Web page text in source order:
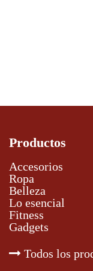
Productos
Accesorios
Ropa
Belleza
Lo esencial
Fitness
Gadgets
Todos los